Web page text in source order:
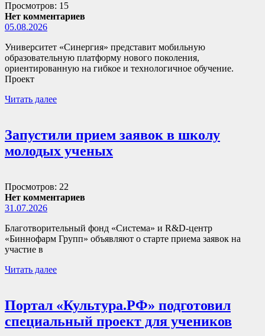
Просмотров: 15
Нет комментариев
05.08.2026
Университет «Синергия» представит мобильную
образовательную платформу нового поколения,
ориентированную на гибкое и технологичное обучение.
Проект
Читать далее
Запустили прием заявок в школу
молодых ученых
Просмотров: 22
Нет комментариев
31.07.2026
Благотворительный фонд «Система» и R&D-центр
«Биннофарм Групп» объявляют о старте приема заявок на
участие в
Читать далее
Портал «Культура.РФ» подготовил
специальный проект для учеников